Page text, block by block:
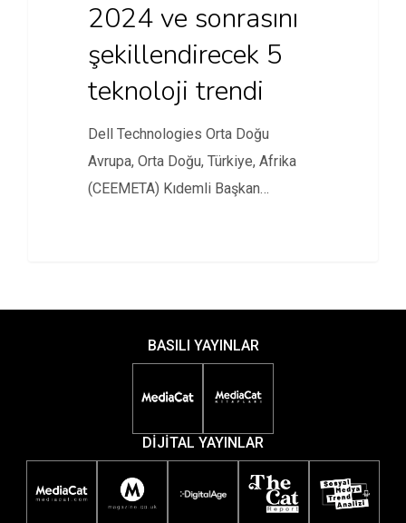
2024 ve sonrasını
şekillendirecek 5
teknoloji trendi
Dell Technologies Orta Doğu
Avrupa, Orta Doğu, Türkiye, Afrika
(CEEMETA) Kıdemli Başkan
BASILI YAYINLAR
DİJİTAL YAYINLAR